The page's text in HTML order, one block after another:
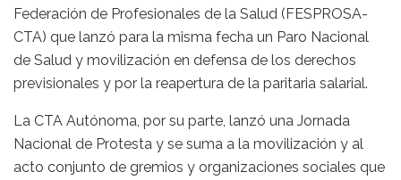
Federación de Profesionales de la Salud (FESPROSA-
CTA) que lanzó para la misma fecha un Paro Nacional
de Salud y movilización en defensa de los derechos
previsionales y por la reapertura de la paritaria salarial.
La CTA Autónoma, por su parte, lanzó una Jornada
Nacional de Protesta y se suma a la movilización y al
acto conjunto de gremios y organizaciones sociales que